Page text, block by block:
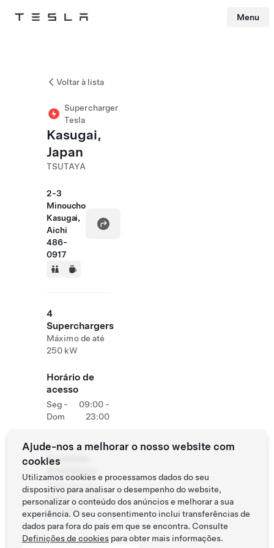
Tesla Menu
Voltar à lista
Supercharger
Tesla
Kasugai,
Japan
TSUTAYA
2-3
Minoucho
Kasugai,
Aichi
486-
0917
4
Superchargers
Máximo de até
250 kW
Horário de
acesso
Seg -
Dom
09:00 -
23:00
Roadside
Tesla Owner
Service:
0120-
312-441
Ajude-nos a melhorar o nosso website com
cookies
Utilizamos cookies e processamos dados do seu
dispositivo para analisar o desempenho do website,
personalizar o conteúdo dos anúncios e melhorar a sua
experiência. O seu consentimento inclui transferências de
dados para fora do país em que se encontra. Consulte
Definições de cookies para obter mais informações.